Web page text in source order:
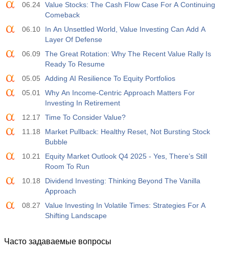
06.24 Value Stocks: The Cash Flow Case For A Continuing
Comeback
06.10
In An Unsettled World, Value Investing Can Add A
Layer Of Defense
06.09
The Great Rotation: Why The Recent Value Rally Is
Ready To Resume
05.05
Adding AI Resilience To Equity Portfolios
05.01
Why An Income-Centric Approach Matters For
Investing In Retirement
12.17
Time To Consider Value?
11.18
Market Pullback: Healthy Reset, Not Bursting Stock
Bubble
10.21
Equity Market Outlook Q4 2025 - Yes, There’s Still
Room To Run
10.18
Dividend Investing: Thinking Beyond The Vanilla
Approach
08.27
Value Investing In Volatile Times: Strategies For A
Shifting Landscape
Часто задаваемые вопросы